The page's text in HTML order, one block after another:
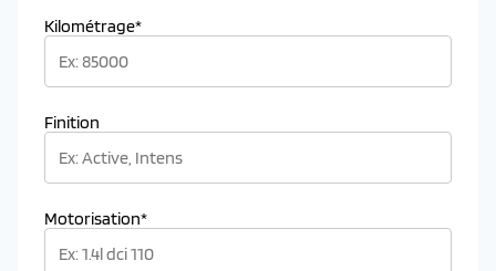
Kilométrage*
Finition
Motorisation*